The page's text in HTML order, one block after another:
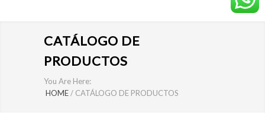
CATÁLOGO DE
PRODUCTOS
You Are Here:
HOME/ CATÁLOGO DE PRODUCTOS